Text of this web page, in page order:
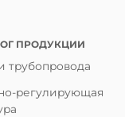
ПРОДУКЦИИ
трубопровода
регулирующая